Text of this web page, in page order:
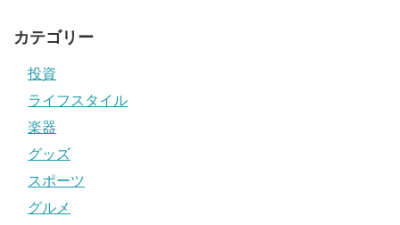
カテゴリー
投資
ライフスタイル
楽器
グッズ
スポーツ
グルメ